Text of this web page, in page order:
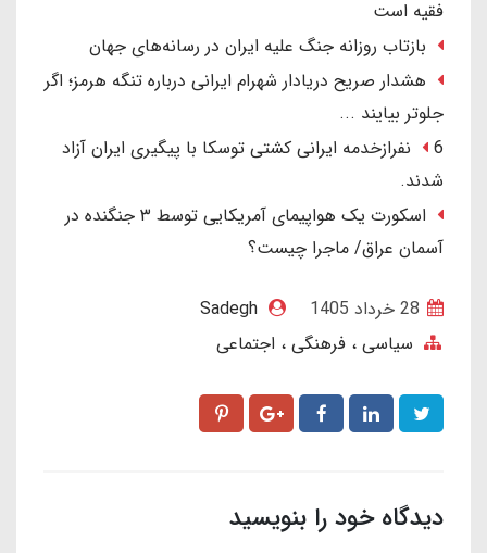
فقیه است
بازتاب روزانه جنگ علیه ایران در رسانه‌های جهان
هشدار صریح دریادار شهرام ایرانی درباره تنگه هرمز؛ اگر
جلوتر بیایند ...
6 نفرازخدمه ایرانی کشتی توسکا با پیگیری ایران آزاد
شدند.
اسکورت یک هواپیمای آمریکایی توسط ۳ جنگنده در
آسمان عراق/ ماجرا چیست؟
Sadegh
سیاسی ، فرهنگی ، اجتماعی
دیدگاه خود را بنویسید